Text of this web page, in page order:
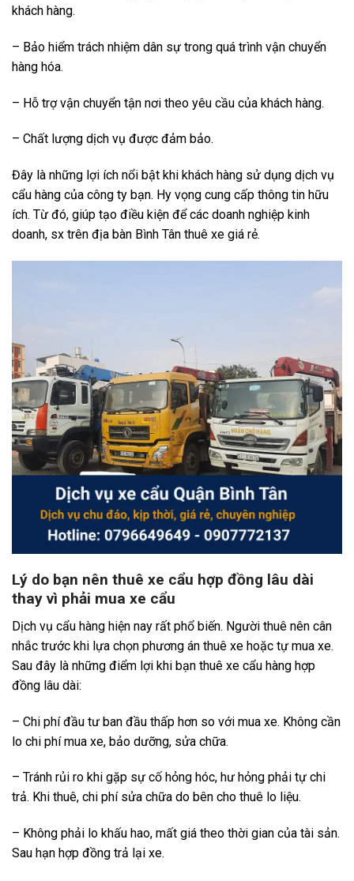
khách hàng.
– Bảo hiểm trách nhiệm dân sự trong quá trình vận chuyển
hàng hóa.
– Hỗ trợ vận chuyển tận nơi theo yêu cầu của khách hàng.
– Chất lượng dịch vụ được đảm bảo.
Đây là những lợi ích nổi bật khi khách hàng sử dụng dịch vụ
cẩu hàng của công ty bạn. Hy vọng cung cấp thông tin hữu
ích. Từ đó, giúp tạo điều kiện để các doanh nghiệp kinh
doanh, sx trên địa bàn Bình Tân thuê xe giá rẻ.
Lý do bạn nên thuê xe cẩu hợp đồng lâu dài
thay vì phải mua xe cẩu
Dịch vụ cẩu hàng hiện nay rất phổ biến. Người thuê nên cân
nhắc trước khi lựa chọn phương án thuê xe hoặc tự mua xe.
Sau đây là những điểm lợi khi bạn thuê xe cẩu hàng hợp
đồng lâu dài:
– Chi phí đầu tư ban đầu thấp hơn so với mua xe. Không cần
lo chi phí mua xe, bảo dưỡng, sửa chữa.
– Tránh rủi ro khi gặp sự cố hỏng hóc, hư hỏng phải tự chi
trả. Khi thuê, chi phí sửa chữa do bên cho thuê lo liệu.
– Không phải lo khấu hao, mất giá theo thời gian của tài sản.
Sau hạn hợp đồng trả lại xe.